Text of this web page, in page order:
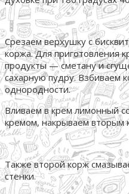
Срезаем верхушку с
коржа. Для приготовления
продукты — сметану и
сахарную пудру. Взбиваем
однородности.
Вливаем в крем лимонный
кремом, накрываем вторым
Также второй корж
стенки.